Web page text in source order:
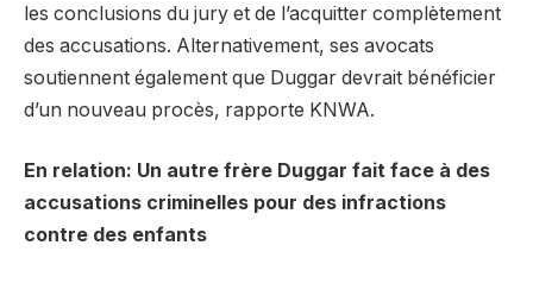
les conclusions du jury et de l’acquitter complètement
des accusations. Alternativement, ses avocats
soutiennent également que Duggar devrait bénéficier
d’un nouveau procès, rapporte KNWA.
En relation: Un autre frère Duggar fait face à des
accusations criminelles pour des infractions
contre des enfants